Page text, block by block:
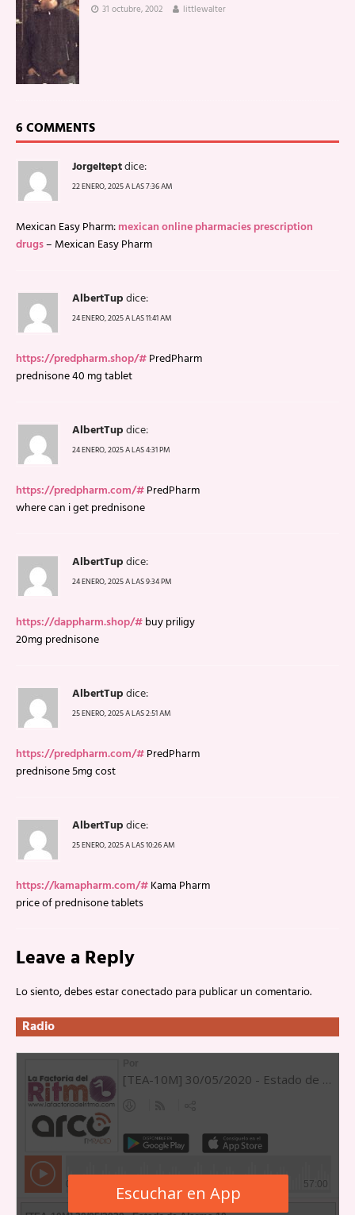
31 octubre, 2002 littlewalter
6 COMMENTS
JorgeIteptdice:
22 ENERO, 2025 A LAS 7:36 AM
Mexican Easy Pharm:mexican online pharmacies prescription
drugs– Mexican Easy Pharm
AlbertTupdice:
24 ENERO, 2025 A LAS 11:41 AM
https://predpharm.shop/#PredPharm
prednisone 40 mg tablet
AlbertTupdice:
24 ENERO, 2025 A LAS 4:31 PM
https://predpharm.com/#PredPharm
where can i get prednisone
AlbertTupdice:
24 ENERO, 2025 A LAS 9:34 PM
https://dappharm.shop/#buy priligy
20mg prednisone
AlbertTupdice:
25 ENERO, 2025 A LAS 2:51 AM
https://predpharm.com/#PredPharm
prednisone 5mg cost
AlbertTupdice:
25 ENERO, 2025 A LAS 10:26 AM
https://kamapharm.com/#Kama Pharm
price of prednisone tablets
Leave a Reply
Lo siento, debes estarconectadopara publicar un comentario.
Radio